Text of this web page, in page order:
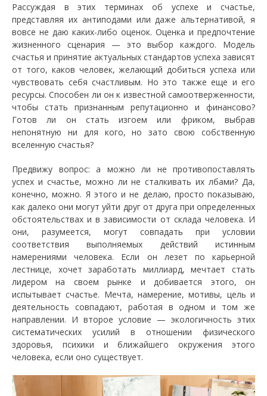
Рассуждая в этих терминах об успехе и счастье,
представляя их антиподами или даже альтернативой, я
вовсе не даю каких-либо оценок. Оценка и предпочтение
жизненного сценария — это выбор каждого. Модель
счастья и принятие актуальных стандартов успеха зависят
от того, каков человек, желающий добиться успеха или
чувствовать себя счастливым. Но это также еще и его
ресурсы. Способен ли он к известной самоотверженности,
чтобы стать признанным репутационно и финансово?
Готов ли он стать изгоем или фриком, выбрав
непонятную ни для кого, но зато свою собственную
вселенную счастья?
Предвижу вопрос: а можно ли не противопоставлять
успех и счастье, можно ли не сталкивать их лбами? Да,
конечно, можно. Я этого и не делаю, просто показываю,
как далеко они могут уйти друг от друга при определенных
обстоятельствах и в зависимости от склада человека. И
они, разумеется, могут совпадать при условии
соответствия выполняемых действий истинным
намерениями человека. Если он лезет по карьерной
лестнице, хочет заработать миллиард, мечтает стать
лидером на своем рынке и добивается этого, он
испытывает счастье. Мечта, намерение, мотивы, цель и
деятельность совпадают, работая в одном и том же
направлении. И второе условие — экологичность этих
систематических усилий в отношении физического
здоровья, психики и ближайшего окружения этого
человека, если оно существует.